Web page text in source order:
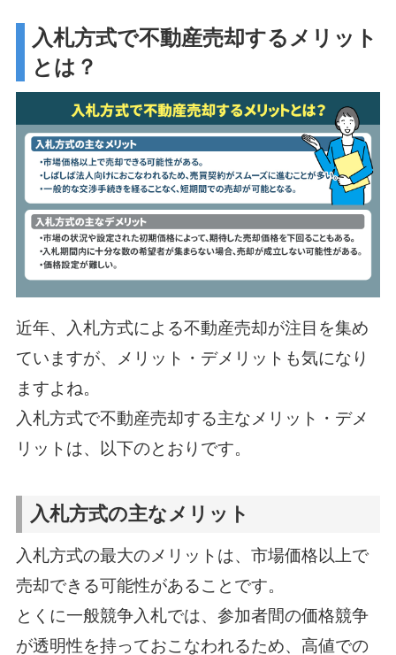
入札方式で不動産売却するメリット
とは？
近年、入札方式による不動産売却が注目を集め
ていますが、メリット・デメリットも気になり
ますよね。
入札方式で不動産売却する主なメリット・デメ
リットは、以下のとおりです。
入札方式の主なメリット
入札方式の最大のメリットは、市場価格以上で
売却できる可能性があることです。
とくに一般競争入札では、参加者間の価格競争
が透明性を持っておこなわれるため、高値での